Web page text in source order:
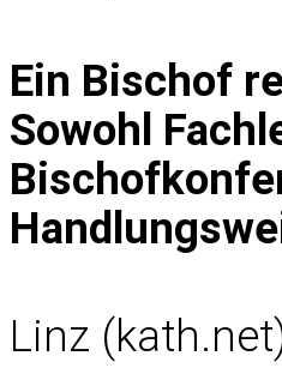
Ein Bischof
Sowohl
Linz